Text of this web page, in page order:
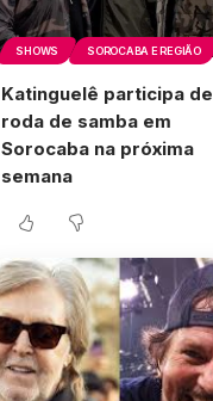
SHOWS SOROCABA E REGIÃO
Katinguelê participa de
roda de samba em
Sorocaba na próxima
semana